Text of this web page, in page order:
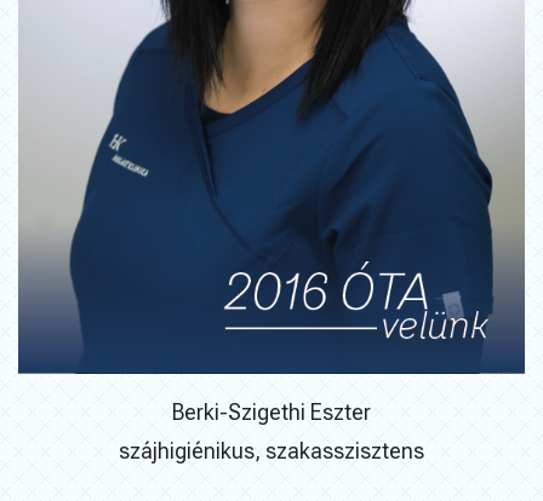
Berki-Szigethi Eszter
szájhigiénikus, szakasszisztens